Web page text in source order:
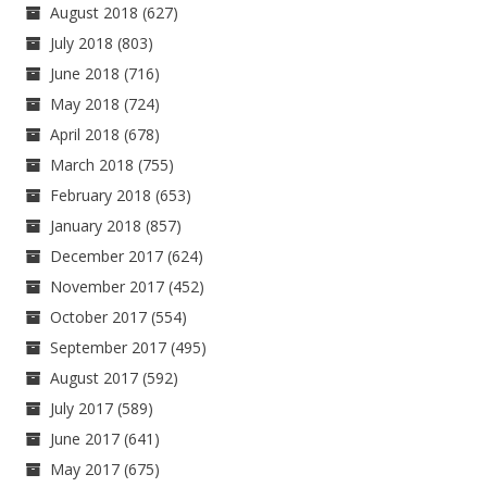
August 2018 (627)
July 2018 (803)
June 2018 (716)
May 2018 (724)
April 2018 (678)
March 2018 (755)
February 2018 (653)
January 2018 (857)
December 2017 (624)
November 2017 (452)
October 2017 (554)
September 2017 (495)
August 2017 (592)
July 2017 (589)
June 2017 (641)
May 2017 (675)